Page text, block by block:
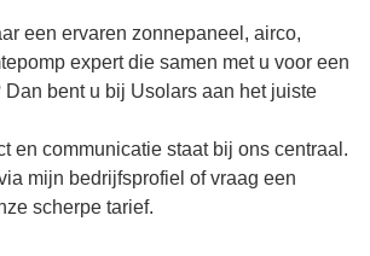
een ervaren zonnepaneel, airco,
expert die samen met u voor een
Dan bent u bij Usolars aan het juiste
en communicatie staat bij ons centraal.
mijn bedrijfsprofiel of vraag een
scherpe tarief.